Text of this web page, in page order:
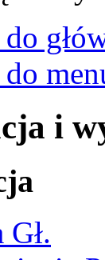
do
i
Gł.